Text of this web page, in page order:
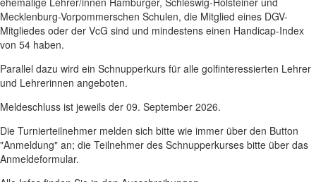
Mecklenburg-Vorpommerschen Schulen, die Mitglied eines DGV-
Mitgliedes oder der VcG sind und mindestens einen Handicap-Index
von 54 haben.
Parallel dazu wird ein Schnupperkurs für alle golfinteressierten Lehrer
und Lehrerinnen angeboten.
Meldeschluss ist jeweils der 09. September 2026.
Die Turnierteilnehmer melden sich bitte wie immer über den Button
"Anmeldung" an; die Teilnehmer des Schnupperkurses bitte über das
Anmeldeformular.